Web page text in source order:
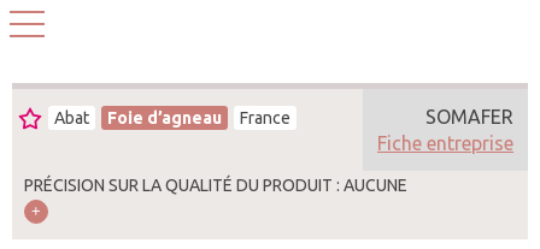
Abat Foie d’agneau France
PRÉCISION SUR LA QUALITÉ DU PRODUIT : AUCUNE
SOMAFER
Fiche entreprise